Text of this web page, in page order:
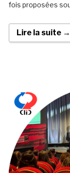
fois proposées
Lire la suite →